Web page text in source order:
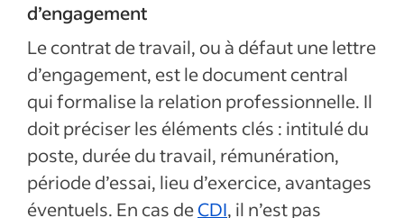
d’engagement
Le contrat de travail, ou à défaut une lettre
d’engagement, est le document central
qui formalise la relation professionnelle. Il
doit préciser les éléments clés : intitulé du
poste, durée du travail, rémunération,
période d’essai, lieu d’exercice, avantages
éventuels. En cas deCDI, il n’est pas